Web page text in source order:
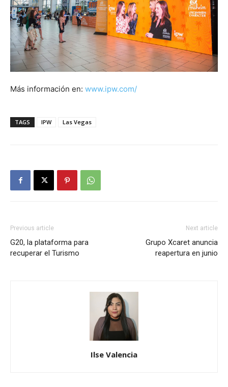
Más información en: www.ipw.com/
TAGS IPW Las Vegas
Previous article
G20, la plataforma para
recuperar el Turismo
Next article
Grupo Xcaret anuncia
reapertura en junio
Ilse Valencia